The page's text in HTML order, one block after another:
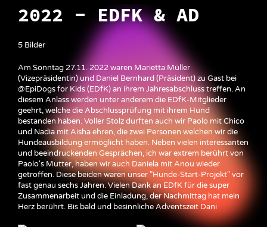
2022 - EDFK & AD
5 Bilder
Am Sonntag 27.11. 2022 waren Marietta Müller
(Vizepräsidentin) und Daniel Bernhard (Präsident) zu Gast bei
@EpiDogs for Kids (EDfK) an ihrem Jahresabschluss treffen. An
diesem Anlass werden unter anderem die EDfK-Mitglieder
geehrt, welche die Abschlussprüfung mit ihrem Hund
bestanden haben. Voller Stolz durften auch wir Paolo mit Chico
und Nadia mit Aisha ehren, die zwei Personen welchen wir die
Hundeausbildung ermöglicht haben. Neben vielen interessanten
und beeindruckenden Gesprächen, ich war extrem berührt von
Paolo's Mutter, haben wir auch Daniela mit Anou wieder
getroffen. Diese beiden waren unser "Hunde-Start-Projekt" vor
fast genau sechs Jahren. Vielen Dank an EDfK für die super
Zusammenarbeit und die Einladung, der Nachmittag hat mein
Herz berührt. Bis bald und besinnliche Adventszeit Dani